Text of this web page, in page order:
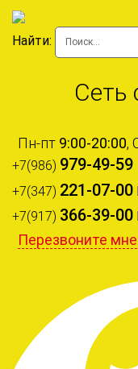
Найти:
Сеть
Пн-пт 9:00-20:00,
+7(986) 979-49-59
+7(347) 221-07-00
+7(917) 366-39-00
Перезвоните мне